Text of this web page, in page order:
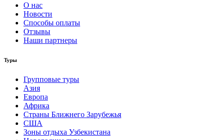
О нас
Новости
Способы оплаты
Отзывы
Наши партнеры
Туры
Групповые туры
Азия
Европа
Африка
Страны Ближнего Зарубежья
США
Зоны отдыха Узбекистана